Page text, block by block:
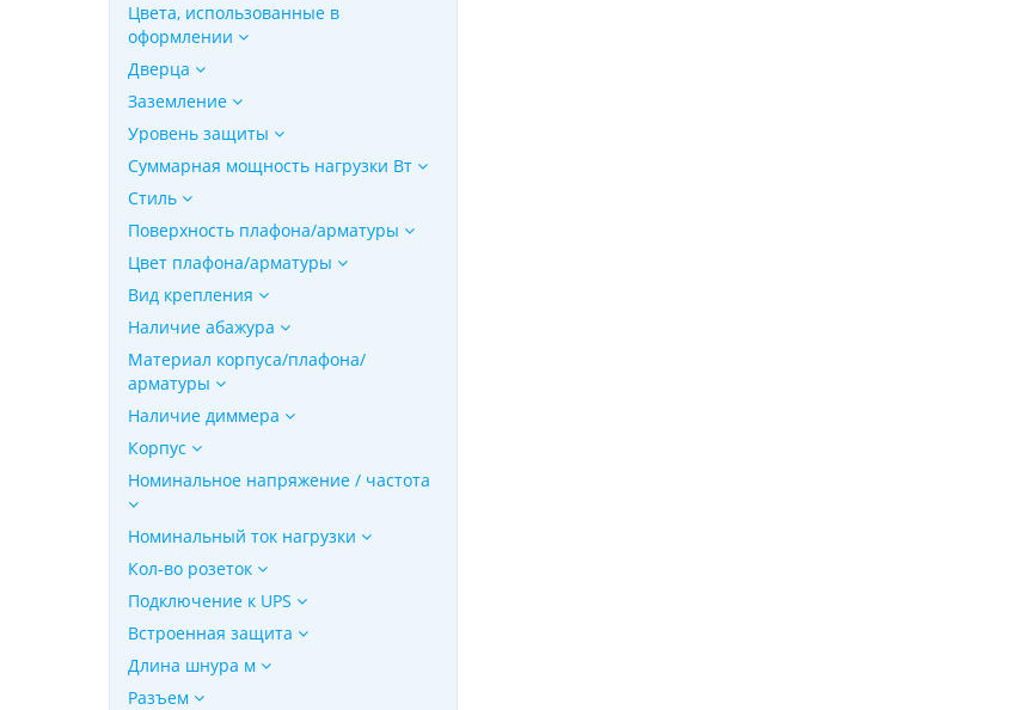
Цвета, использованные в
оформлении
Дверца
Заземление
Уровень защиты
Суммарная мощность нагрузки Вт
Стиль
Поверхность плафона/арматуры
Цвет плафона/арматуры
Вид крепления
Наличие абажура
Материал корпуса/плафона/
арматуры
Наличие диммера
Корпус
Номинальное напряжение / частота
Номинальный ток нагрузки
Кол-во розеток
Подключение к UPS
Встроенная защита
Длина шнура м
Разъем